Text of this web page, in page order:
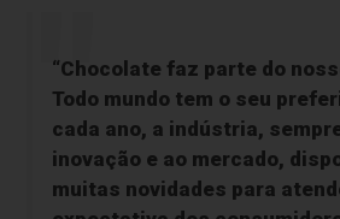
“Chocolate faz parte do
Todo mundo tem o seu
cada ano, a indústria,
inovação e ao mercado,
muitas novidades para